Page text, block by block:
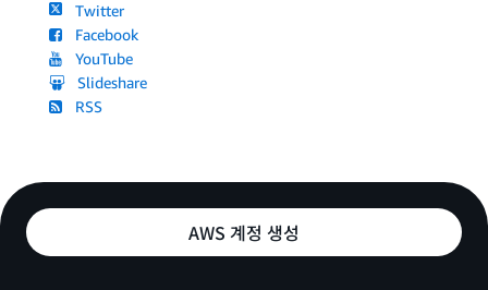
Twitter
Facebook
YouTube
Slideshare
RSS
AWS 계정 생성